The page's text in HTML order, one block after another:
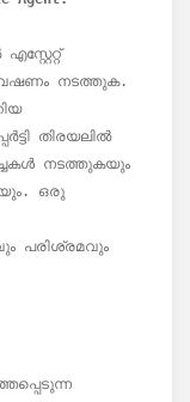
നടത്തുക.
തിരയലിൽ
നടത്തുകയും
ഒരു
പരിശ്രമവും